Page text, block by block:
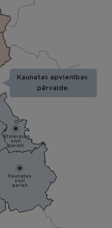
Kaunatas apvienības
pārvalde
Kaunatas
civil
parish
Stolerovas
civil
parish